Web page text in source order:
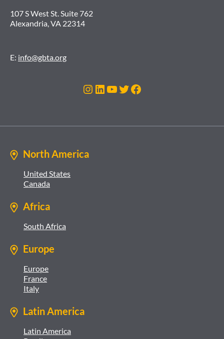
107 S West St. Suite 762
Alexandria, VA 22314
E: info@gbta.org
Instagram
LinkedIn
YouTube
Twitter
Facebook
North America
United States
Canada
Africa
South Africa
Europe
Europe
France
Italy
Latin America
Latin America